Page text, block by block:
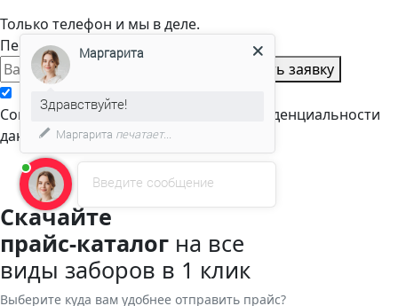
Только телефон и мы в деле.
Перезвоним через пару минут
Оставить заявку
Cогласен с условиями
политики конфиденциальности
данных
Скачайте
прайс-каталог на все
виды заборов в 1 клик
Выберите куда вам удобнее отправить прайс?
Введите сообщение
Маргарита
Здравствуйте!
Маргарита печатает...